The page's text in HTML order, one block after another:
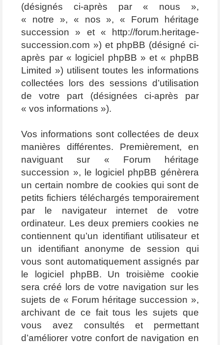
(désignés ci-après par « nous »,
« notre », « nos », « Forum héritage
succession » et « http://forum.heritage-
succession.com ») et phpBB (désigné ci-
après par « logiciel phpBB » et « phpBB
Limited ») utilisent toutes les informations
collectées lors des sessions d’utilisation
de votre part (désignées ci-après par
« vos informations »).
Vos informations sont collectées de deux
manières différentes. Premièrement, en
naviguant sur « Forum héritage
succession », le logiciel phpBB génèrera
un certain nombre de cookies qui sont de
petits fichiers téléchargés temporairement
par le navigateur internet de votre
ordinateur. Les deux premiers cookies ne
contiennent qu’un identifiant utilisateur et
un identifiant anonyme de session qui
vous sont automatiquement assignés par
le logiciel phpBB. Un troisième cookie
sera créé lors de votre navigation sur les
sujets de « Forum héritage succession »,
archivant de ce fait tous les sujets que
vous avez consultés et permettant
d’améliorer votre confort de navigation en